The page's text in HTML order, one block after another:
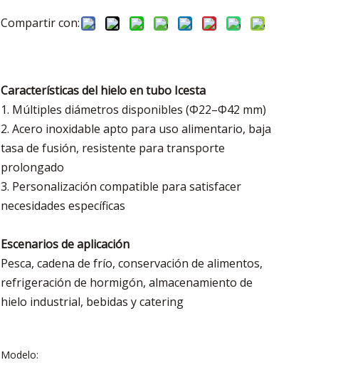
Compartir con:
Características del hielo en tubo Icesta
1. Múltiples diámetros disponibles (Φ22–Φ42 mm)
2. Acero inoxidable apto para uso alimentario, baja
tasa de fusión, resistente para transporte
prolongado
3. Personalización compatible para satisfacer
necesidades específicas
Escenarios de aplicación
Pesca, cadena de frío, conservación de alimentos,
refrigeración de hormigón, almacenamiento de
hielo industrial, bebidas y catering
Modelo: